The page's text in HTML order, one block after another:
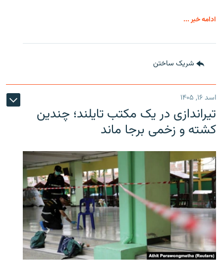
ادامه خبر ...
شریک ساختن
اسد ۱۶, ۱۴۰۵
تیراندازی در یک مکتب تایلند؛ چندین
کشته و زخمی برجا ماند